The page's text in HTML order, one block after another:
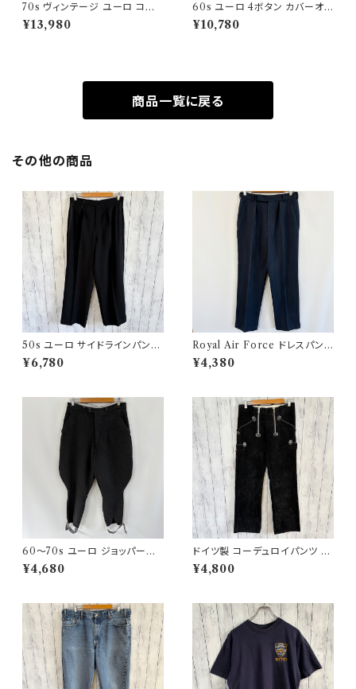
70s ヴィンテージ ユーロ コー
デュロイ セットアップ ビンテー
ジ
¥13,980
60s ユーロ 4ボタン カバーオ
ール ワークジャケット 月桂樹ボ
タン ヴィンテージ
¥10,780
商品一覧に戻る
その他の商品
50s ユーロ サイドラインパンツ
ウールパンツ ワイドスラックドレ
スパンツ
¥6,780
Royal Air Force ドレスパンツ
イギリス軍 スラックス ミリタリ
ーパンツ 8
¥4,380
60〜70s ユーロ ジョッパーズ
パンツ ウールパンツ ヴィンテー
ジ 5
¥4,680
ドイツ製 コーデュロイパンツ ワ
ークパンツ ユーロワーク
¥4,800